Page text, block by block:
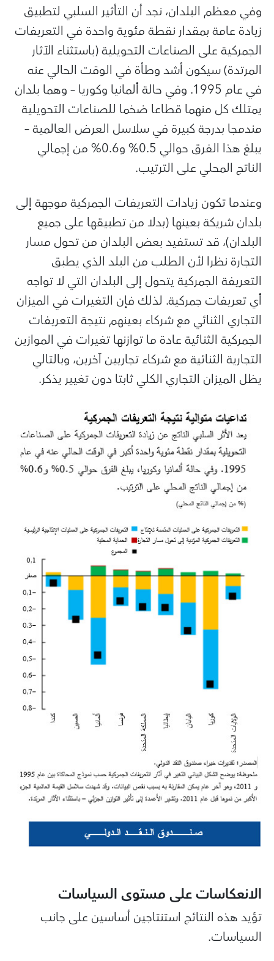
وفي معظم البلدان، نجد أن التأثير السلبي لتطبيق
زيادة عامة بمقدار نقطة مئوية واحدة في التعريفات
الجمركية على الصناعات التحويلية (باستثناء الآثار
المرتدة) سيكون أشد وطأة في الوقت الحالي عنه
في عام 1995. وفي حالة ألمانيا وكوريا – وهما بلدان
يمتلك كل منهما قطاعا ضخما للصناعات التحويلية
مندمجا بدرجة كبيرة في سلاسل العرض العالمية –
يبلغ هذا الفرق حوالي 0.5% و0.6% من إجمالي
الناتج المحلي على الترتيب.
وعندما تكون زيادات التعريفات الجمركية موجهة إلى
بلدان شريكة بعينها (بدلا من تطبيقها على جميع
البلدان)، قد تستفيد بعض البلدان من تحول مسار
التجارة نظرا لأن الطلب من البلد الذي يطبق
التعريفة الجمركية يتحول إلى البلدان التي لا تواجه
أي تعريفات جمركية. لذلك فإن التغيرات في الميزان
التجاري الثنائي مع شركاء بعينهم نتيجة التعريفات
الجمركية الثنائية عادة ما توازنها تغيرات في الموازين
التجارية الثنائية مع شركاء تجاريين آخرين، وبالتالي
يظل الميزان التجاري الكلي ثابتا دون تغيير يذكر.
الانعكاسات على مستوى السياسات
تؤيد هذه النتائج استنتاجين أساسين على جانب
السياسات.